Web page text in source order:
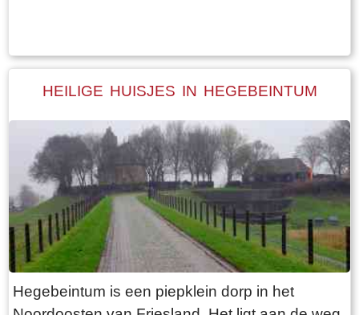
aub”. Het is de moeite waard om het park eens
heeft. Grote brokken zandsteen liggen her en
der verspreid door het park alsof er een enorme
explosie heeft plaatsgevonden. Niets is minder
waar. De laatste bewoner van Jongemastate
was Burgemeester van Slooten. Hij was
burgemeester van de gemeente
Rauwerderhem. Het voormalige gemeentehuis
staat een eindje verderop. Het is moeilijk voor te
stellen maar toen hij verhuisde heeft hij de state
HEILIGE HUISJES IN HEGEBEINTUM
Hegebeintum is een piepklein dorp in het